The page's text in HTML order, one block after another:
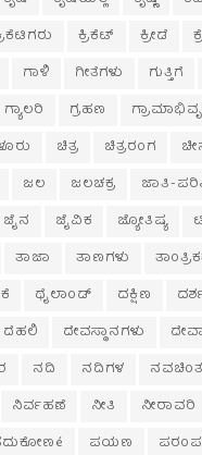
ಕ್ರಿಕೆಟ್ ಕ್ರೀಡೆ
ಗಾಳಿ ಗೀತೆಗಳು ಗುತ್ತಿಗೆ
ಗ್ಯಾಲರಿ ಗ್ರಹಣ
ಚಿತ್ರ ಚಿತ್ರರಂಗ
ಜಲ ಜಲಚಕ್ರ ಜಾತಿ-
ಜೈನ ಜೈವಿಕ ಜ್ಯೋತಿಷ್ಯ
ತಾಜಾ ತಾಣಗಳು
ಥೈಲಾಂಡ್ ದಕ್ಷಿಣ
ದೆಹಲಿ ದೇವಸ್ಥಾನಗಳು
ನದಿ ನದಿಗಳ
ನಿರ್ವಹಣೆ ನೀತಿ ನೀರಾವರಿ
ಪಯಣ